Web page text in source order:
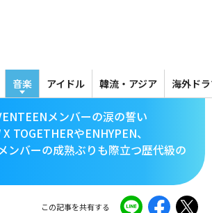
音楽 アイドル 韓流・アジア 海外ド
メンバーの涙の誓い
TOGETHERやENHYPEN、
ンバーの成熟ぶりも際立つ歴代級の
この記事を共有する